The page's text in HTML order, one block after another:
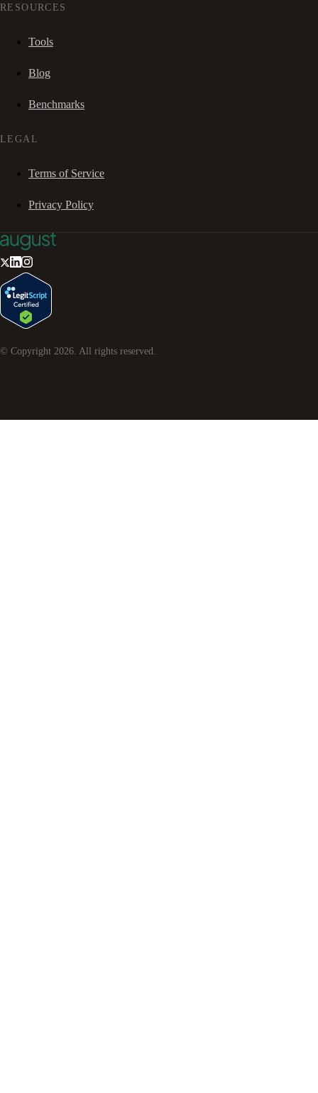
RESOURCES
Tools
Blog
Benchmarks
LEGAL
Terms of Service
Privacy Policy
© Copyright 2026 . All rights reserved.